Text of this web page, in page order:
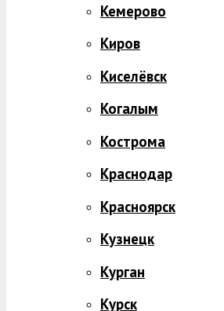
Кемерово
Киров
Киселёвск
Когалым
Кострома
Краснодар
Красноярск
Кузнецк
Курган
Курск